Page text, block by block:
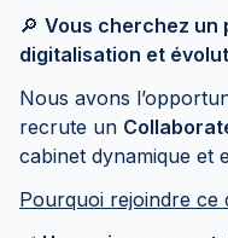
🔎 Vous cherchez un
digitalisation et
Nous avons
recrute un
cabinet dynamique et
Pourquoi rejoindre ce